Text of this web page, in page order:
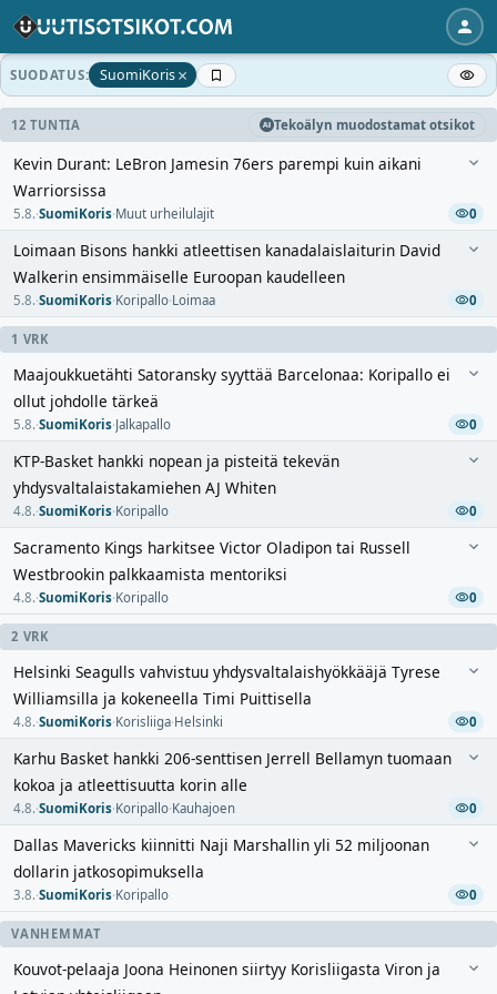
SUODATUS: SuomiKoris×
12 TUNTIA Tekoälyn muodostamat otsikot
Kevin Durant: LeBron Jamesin 76ers parempi kuin aikani
Warriorsissa
5.8.·SuomiKoris·Muut urheilulajit 0
Loimaan Bisons hankki atleettisen kanadalaislaiturin David
Walkerin ensimmäiselle Euroopan kaudelleen
5.8.·SuomiKoris·Koripallo·Loimaa 0
1 VRK
Maajoukkuetähti Satoransky syyttää Barcelonaa: Koripallo ei
ollut johdolle tärkeä
5.8.·SuomiKoris·Jalkapallo 0
KTP-Basket hankki nopean ja pisteitä tekevän
yhdysvaltalaistakamiehen AJ Whiten
4.8.·SuomiKoris·Koripallo 0
Sacramento Kings harkitsee Victor Oladipon tai Russell
Westbrookin palkkaamista mentoriksi
4.8.·SuomiKoris·Koripallo 0
2 VRK
Helsinki Seagulls vahvistuu yhdysvaltalaishyökkääjä Tyrese
Williamsilla ja kokeneella Timi Puittisella
4.8.·SuomiKoris·Korisliiga·Helsinki 0
Karhu Basket hankki 206-senttisen Jerrell Bellamyn tuomaan
kokoa ja atleettisuutta korin alle
4.8.·SuomiKoris·Koripallo·Kauhajoen 0
Dallas Mavericks kiinnitti Naji Marshallin yli 52 miljoonan
dollarin jatkosopimuksella
3.8.·SuomiKoris·Koripallo 0
VANHEMMAT
Kouvot-pelaaja Joona Heinonen siirtyy Korisliigasta Viron ja